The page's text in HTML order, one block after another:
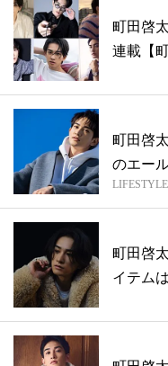
町田啓
連載【
町田啓
のエー
LIFESTYLE
町田啓
イテム